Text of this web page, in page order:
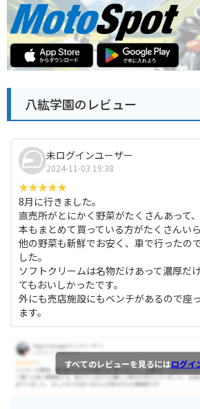
八紘学園のレビュー
未ログインユーザー
2024-11-03 19:38
8月に行きました。
直売所がとにかく野菜がたくさんあって
本もまとめて買っている方がたくさんい
他の野菜も新鮮でお安く、車で行ったの
した。
ソフトクリームは名物だけあって濃厚だ
てもおいしかったです。
外にも売店施設にもベンチがあるので座
ます。
すべてのレビューを見るにはログイ